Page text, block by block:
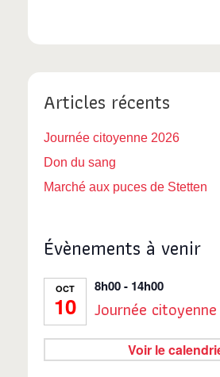
Articles récents
Journée citoyenne 2026
Don du sang
Marché aux puces de Stetten
Évènements à venir
OCT
10
8h00- 14h00
Journée
Voir le